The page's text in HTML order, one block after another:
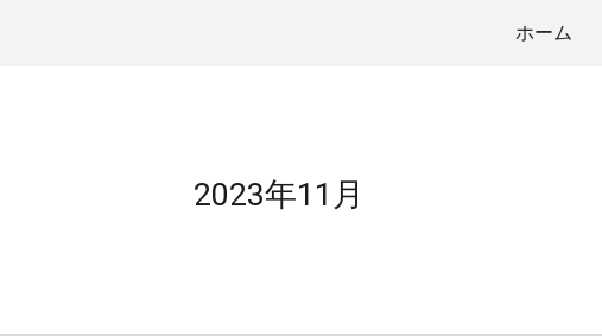
Skip to navigation
ホーム
2023年11 月